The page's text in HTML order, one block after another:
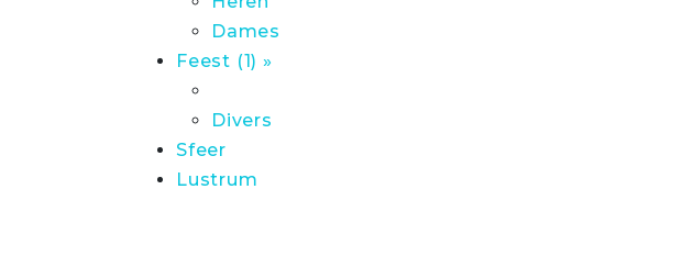
Dames
Feest (1) »
Divers
Sfeer
Lustrum